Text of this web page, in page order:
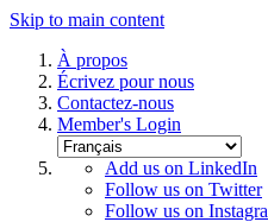
Skip to main content
À propos
Écrivez pour nous
Contactez-nous
Member's Login
Add us on LinkedIn
Follow us on Twitter
Follow us on